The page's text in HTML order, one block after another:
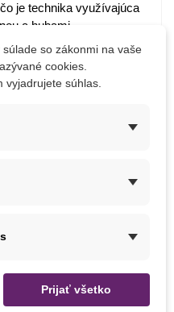
je technika využívajúca
a hubami,
smerom k rastline.
prekypriť
ju môžeme prihnojiť
90 - 120 cm
so zákonmi na vaše
cookies.
vyjadrujete súhlas.
Prijať všetko